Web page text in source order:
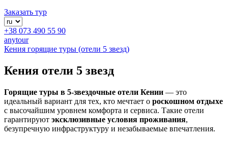
Заказать тур
+38 073 490 55 90
anytour
Кения горящие туры (отели 5 звезд)
Кения отели 5 звезд
Горящие туры в 5-звездочные отели Кении — это
идеальный вариант для тех, кто мечтает о роскошном отдыхе
с высочайшим уровнем комфорта и сервиса. Такие отели
гарантируют эксклюзивные условия проживания,
безупречную инфраструктуру и незабываемые впечатления.